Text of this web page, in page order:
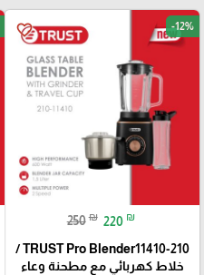
favorite_border -12%
250 ₪ 220 ₪
TRUST Pro Blender11410-210 /
خلاط كهربائي مع مطحنة وعاء